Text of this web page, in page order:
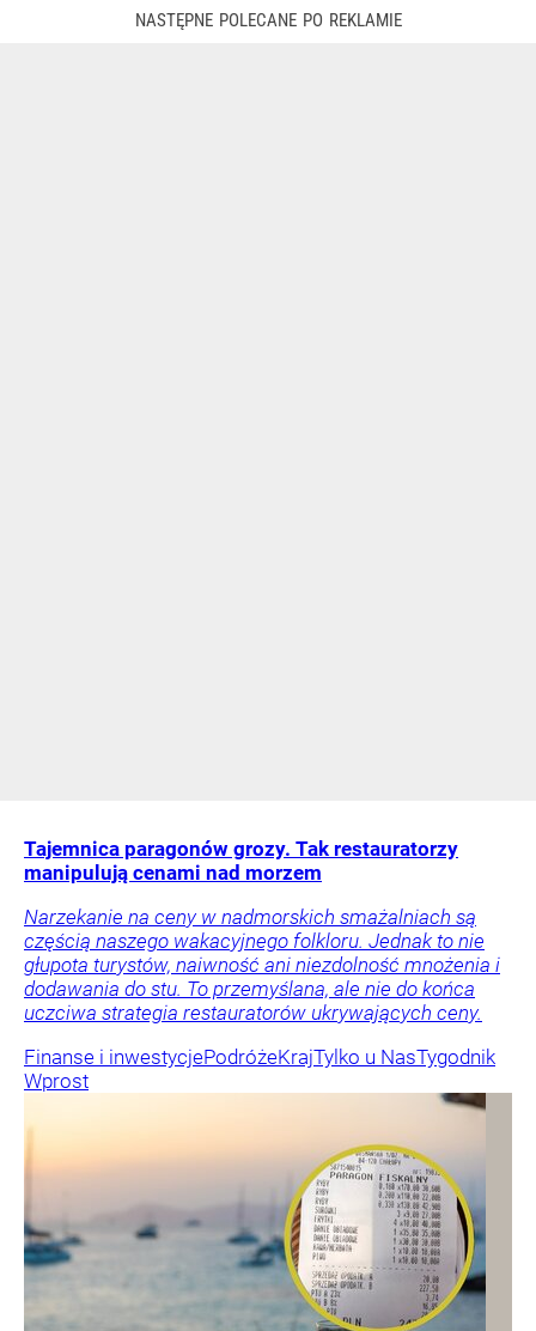
Tajemnica paragonów grozy. Tak restauratorzy
manipulują cenami nad morzem
Narzekanie na ceny w nadmorskich smażalniach są
częścią naszego wakacyjnego folkloru. Jednak to nie
głupota turystów, naiwność ani niezdolność mnożenia i
dodawania do stu. To przemyślana, ale nie do końca
uczciwa strategia restauratorów ukrywających ceny.
Finanse i inwestycjePodróżeKrajTylko u NasTygodnik
Wprost